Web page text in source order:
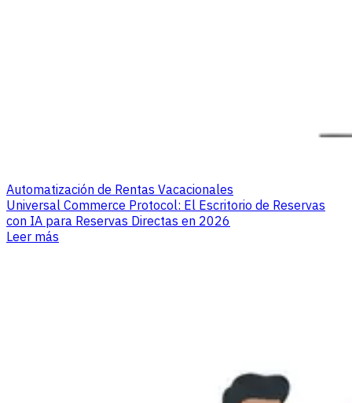
Automatización de Rentas Vacacionales
Universal Commerce Protocol: El Escritorio de Reservas
con IA para Reservas Directas en 2026
Leer más